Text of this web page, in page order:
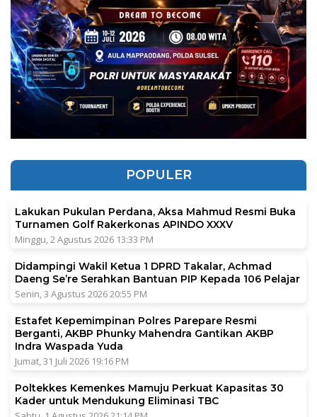
POPULER
Lakukan Pukulan Perdana, Aksa Mahmud Resmi Buka
Turnamen Golf Rakerkonas APINDO XXXV
Minggu, 2 Agustus 2026 13:33 PM
Didampingi Wakil Ketua 1 DPRD Takalar, Achmad
Daeng Se’re Serahkan Bantuan PIP Kepada 106 Pelajar
Senin, 3 Agustus 2026 20:55 PM
Estafet Kepemimpinan Polres Parepare Resmi
Berganti, AKBP Phunky Mahendra Gantikan AKBP
Indra Waspada Yuda
Jumat, 31 Juli 2026 19:16 PM
Poltekkes Kemenkes Mamuju Perkuat Kapasitas 30
Kader untuk Mendukung Eliminasi TBC